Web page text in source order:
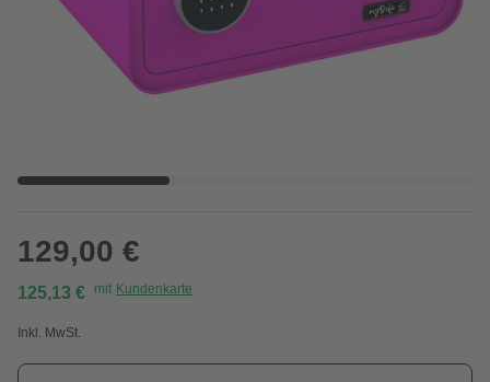
129,00 €
125,13 € mit Kundenkarte
Inkl. MwSt.